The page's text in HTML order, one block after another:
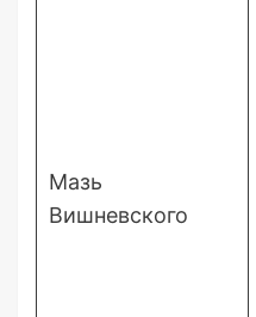
Мазь
Вишневского